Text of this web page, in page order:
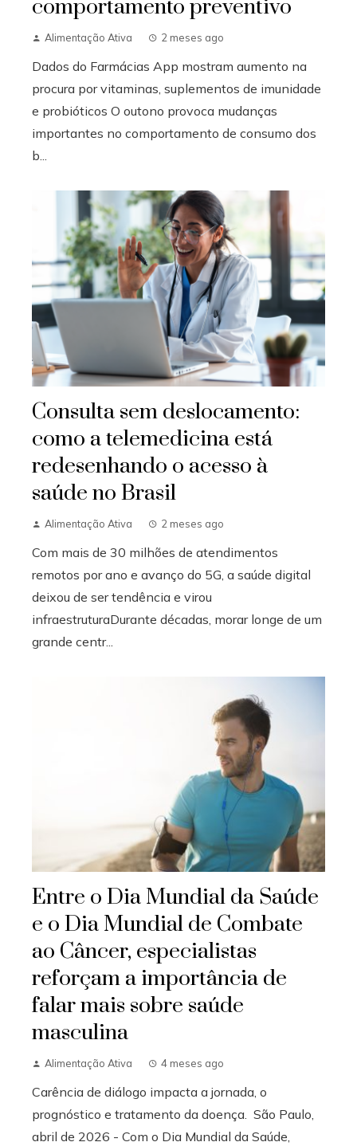
comportamento preventivo
Alimentação Ativa 2 meses ago
Dados do Farmácias App mostram aumento na
procura por vitaminas, suplementos de imunidade
e probióticos O outono provoca mudanças
importantes no comportamento de consumo dos
b...
Consulta sem deslocamento:
como a telemedicina está
redesenhando o acesso à
saúde no Brasil
Alimentação Ativa 2 meses ago
Com mais de 30 milhões de atendimentos
remotos por ano e avanço do 5G, a saúde digital
deixou de ser tendência e virou
infraestruturaDurante décadas, morar longe de um
grande centr...
Entre o Dia Mundial da Saúde
e o Dia Mundial de Combate
ao Câncer, especialistas
reforçam a importância de
falar mais sobre saúde
masculina
Alimentação Ativa 4 meses ago
Carência de diálogo impacta a jornada, o
prognóstico e tratamento da doença. São Paulo,
abril de 2026 - Com o Dia Mundial da Saúde,